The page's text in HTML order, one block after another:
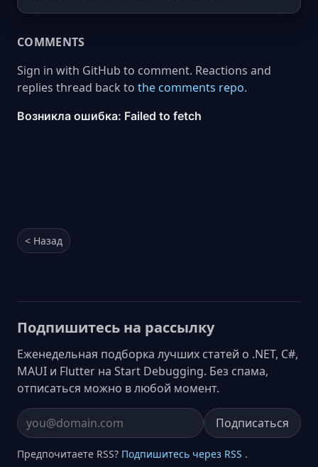
COMMENTS
Sign in with GitHub to comment. Reactions and
replies thread back to the comments repo.
< Назад
Подпишитесь на рассылку
Еженедельная подборка лучших статей о .NET, C#,
MAUI и Flutter на Start Debugging. Без спама,
отписаться можно в любой момент.
Email address Подписаться
Предпочитаете RSS? Подпишитесь через RSS .